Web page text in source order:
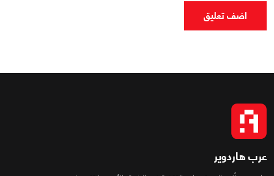
اضف تعليق
عرب هاردوير